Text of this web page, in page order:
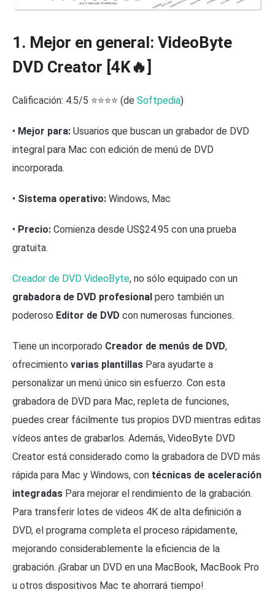
1. Mejor en general: VideoByte
DVD Creator [4K🔥]
Calificación: 4.5/5 ⭐⭐⭐⭐ (de Softpedia)
• Mejor para: Usuarios que buscan un grabador de DVD
integral para Mac con edición de menú de DVD
incorporada.
• Sistema operativo: Windows, Mac
• Precio: Comienza desde US$24.95 con una prueba
gratuita.
Creador de DVD VideoByte, no sólo equipado con un
grabadora de DVD profesional pero también un
poderoso Editor de DVD con numerosas funciones.
Tiene un incorporado Creador de menús de DVD,
ofrecimiento varias plantillas Para ayudarte a
personalizar un menú único sin esfuerzo. Con esta
grabadora de DVD para Mac, repleta de funciones,
puedes crear fácilmente tus propios DVD mientras editas
vídeos antes de grabarlos. Además, VideoByte DVD
Creator está considerado como la grabadora de DVD más
rápida para Mac y Windows, con técnicas de aceleración
integradas Para mejorar el rendimiento de la grabación.
Para transferir lotes de videos 4K de alta definición a
DVD, el programa completa el proceso rápidamente,
mejorando considerablemente la eficiencia de la
grabación. ¡Grabar un DVD en una MacBook, MacBook Pro
u otros dispositivos Mac te ahorrará tiempo!